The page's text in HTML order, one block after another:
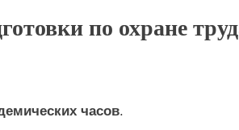
по охране
часов.